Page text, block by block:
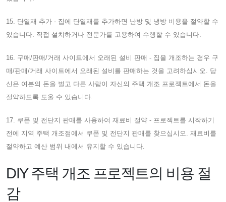
15. 단열재 추가 - 집에 단열재를 추가하면 난방 및 냉방 비용을 절약할 수
있습니다. 직접 설치하거나 전문가를 고용하여 수행할 수 있습니다.
16. 구매/판매/거래 사이트에서 오래된 설비 판매 - 집을 개조하는 경우 구
매/판매/거래 사이트에서 오래된 설비를 판매하는 것을 고려하십시오. 당
신은 여분의 돈을 벌고 다른 사람이 자신의 주택 개조 프로젝트에서 돈을
절약하도록 도울 수 있습니다.
17. 쿠폰 및 전단지 판매를 사용하여 재료비 절약 - 프로젝트를 시작하기
전에 지역 주택 개조점에서 쿠폰 및 전단지 판매를 찾으십시오. 재료비를
절약하고 예산 범위 내에서 유지할 수 있습니다.
DIY 주택 개조 프로젝트의 비용 절
감